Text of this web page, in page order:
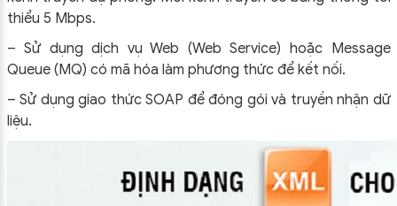
thiểu 5 Mbps.
– Sử dụng dịch vụ Web (Web Service) hoặc Message
Queue (MQ) có mã hóa làm phương thức để kết nối.
– Sử dụng giao thức SOAP để đóng gói và truyền nhận dữ
liệu.